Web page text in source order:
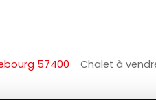
57400 Chalet à